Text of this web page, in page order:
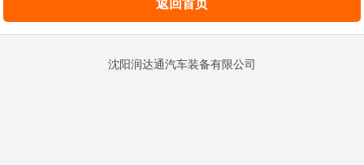
返回首页
沈阳润达通汽车装备有限公司